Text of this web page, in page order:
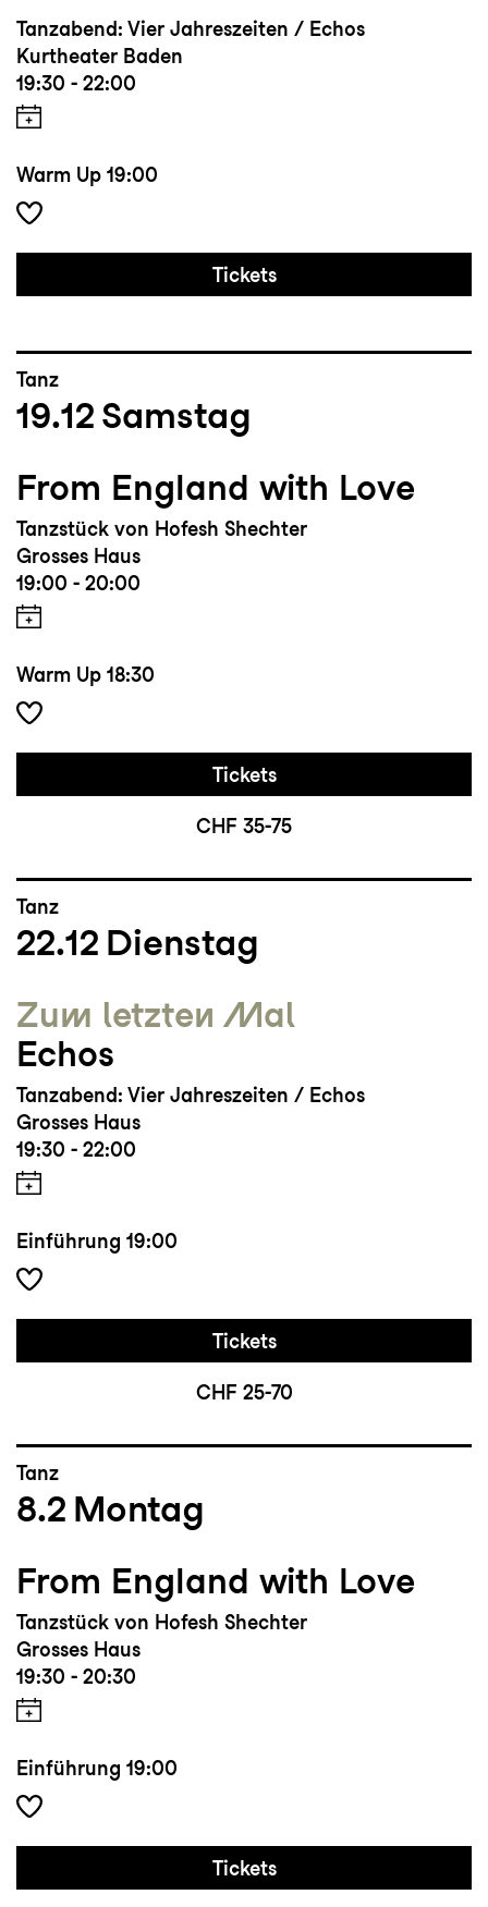
Tanzabend: Vier Jahreszeiten / Echos
Kurtheater Baden
19:30 - 22:00
Warm Up 19:00
Tickets
Tanz
19.12 Samstag
From England with Love
Tanzstück von Hofesh Shechter
Grosses Haus
19:00 - 20:00
Warm Up 18:30
Tickets
CHF 35-75
Tanz
22.12 Dienstag
Zum letzten Mal
Echos
Tanzabend: Vier Jahreszeiten / Echos
Grosses Haus
19:30 - 22:00
Einführung 19:00
Tickets
CHF 25-70
Tanz
8.2 Montag
From England with Love
Tanzstück von Hofesh Shechter
Grosses Haus
19:30 - 20:30
Einführung 19:00
Tickets